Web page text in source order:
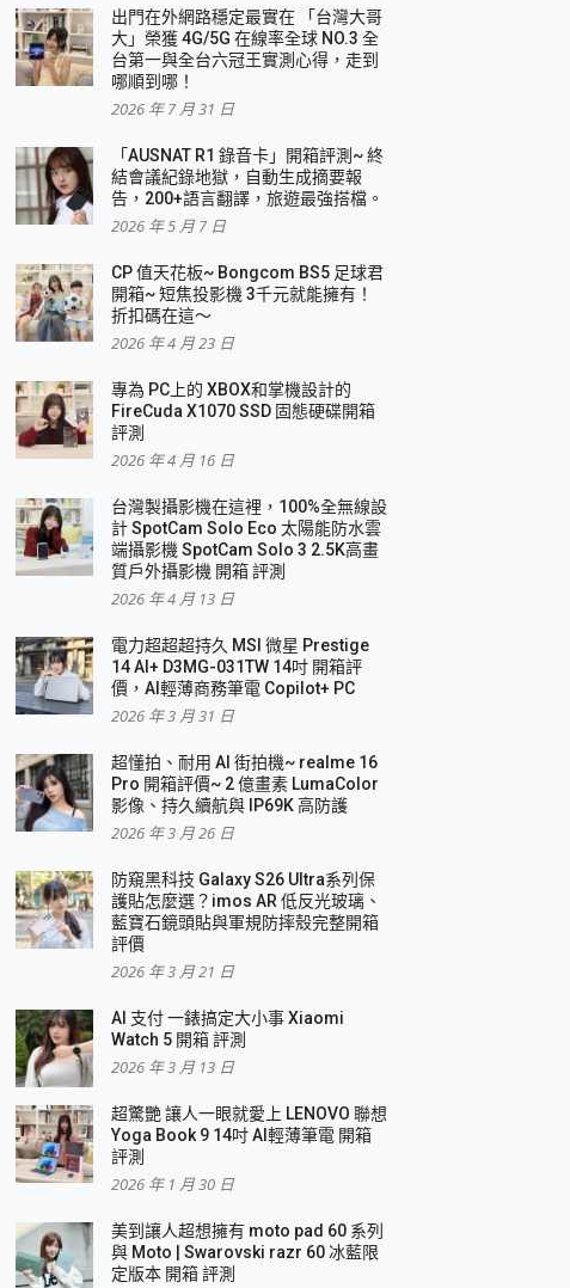
篇全看懂
機｜結合「 智慧投影 & 煥彩流動 」的沈浸
列 輕量無線電競滑鼠 開箱 評測
公、爽度滿滿的終極桌面體驗
牌
康大放送
動電源 開箱 評測
寫
挑戰任務抽 PS5！
開箱 評測
與強大供電效能
智慧聯網螢幕 開箱 評測
1可攜摺疊無線充電器 開箱 評測
優質
評測
到處走
開箱 評測
好的資料救援軟體
測
的美拍神機 vivo V30 Pro
測
簡單
出門在外網路穩定最實在 「台灣大哥
大」榮獲 4G/5G 在線率全球 NO.3 全
台第一與全台六冠王實測心得，走到
哪順到哪！
2026 年 7 月 31 日
「AUSNAT R1 錄音卡」開箱評測~ 終
結會議紀錄地獄，自動生成摘要報
告，200+語言翻譯，旅遊最強搭檔。
2026 年 5 月 7 日
CP 值天花板~ Bongcom BS5 足球君
開箱~ 短焦投影機 3千元就能擁有！
折扣碼在這～
2026 年 4 月 23 日
專為 PC上的 XBOX和掌機設計的
FireCuda X1070 SSD 固態硬碟開箱
評測
2026 年 4 月 16 日
台灣製攝影機在這裡，100%全無線設
計 SpotCam Solo Eco 太陽能防水雲
端攝影機 SpotCam Solo 3 2.5K高畫
質戶外攝影機 開箱 評測
2026 年 4 月 13 日
電力超超超持久 MSI 微星 Prestige
14 AI+ D3MG-031TW 14吋 開箱評
價，AI輕薄商務筆電 Copilot+ PC
2026 年 3 月 31 日
超懂拍、耐用 AI 街拍機~ realme 16
Pro 開箱評價~ 2 億畫素 LumaColor
影像、持久續航與 IP69K 高防護
2026 年 3 月 26 日
防窺黑科技 Galaxy S26 Ultra系列保
護貼怎麼選？imos AR 低反光玻璃、
藍寶石鏡頭貼與軍規防摔殼完整開箱
評價
2026 年 3 月 21 日
AI 支付 一錶搞定大小事 Xiaomi
Watch 5 開箱 評測
2026 年 3 月 13 日
超驚艷 讓人一眼就愛上 LENOVO 聯想
Yoga Book 9 14吋 AI輕薄筆電 開箱
評測
2026 年 1 月 30 日
美到讓人超想擁有 moto pad 60 系列
與 Moto | Swarovski razr 60 冰藍限
定版本 開箱 評測